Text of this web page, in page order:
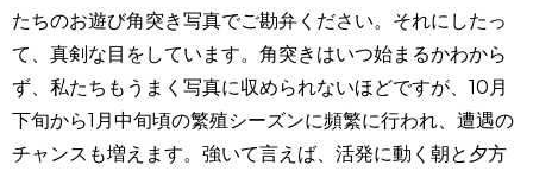
たちのお遊び角突き写真でご勘弁ください。それにしたっ
て、真剣な目をしています。角突きはいつ始まるかわから
ず、私たちもうまく写真に収められないほどですが、10月
下旬から1月中旬頃の繁殖シーズンに頻繁に行われ、遭遇の
チャンスも増えます。強いて言えば、活発に動く朝と夕方